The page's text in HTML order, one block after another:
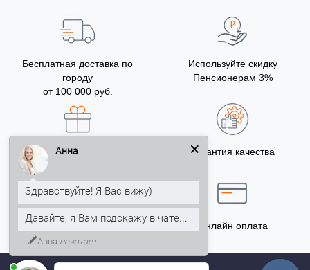
Бесплатная доставка по
городу
от 100 000 руб.
Используйте скидку
Пенсионерам 3%
Бонусы за покупку
5% на Ваш счет
Гарантия качества
Точный расчёт Онлайн оплата
Анна
Здравствуйте! Я Вас вижу)
Давайте, я Вам подскажу в чате...
Анна печатает...